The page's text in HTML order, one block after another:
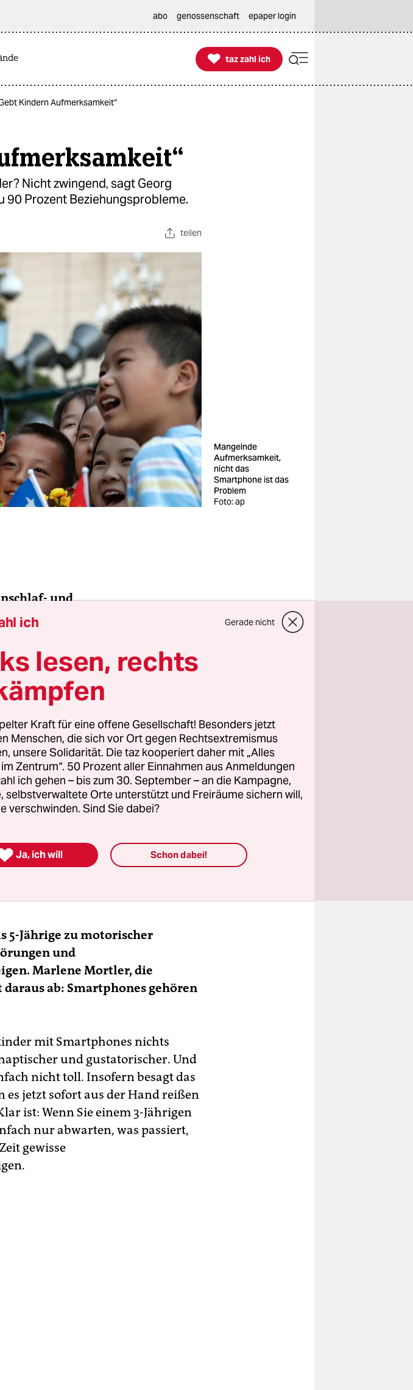
abo genossenschaft epaper login

taz zahl ich
taz zahl ich
Kindern Aufmerksamkeit“
Nicht zwingend, sagt Georg
90 Prozent Beziehungsprobleme.
teilen
Mangelnde
Aufmerksamkeit,
nicht das
Smartphone ist das
Problem
Foto: ap
und
der
und Tablets sofort aus
ab. Und es hängt vor allem davon
gestrickt sind. Die Studie macht
machen, die sich mit
weder darauf, in welchen
werden, noch wie sie genutzt
Großen und Ganzen zu einer
eigentlich brauchen würde ist
und damit die Dichte der
für ein gutes Gedeihen von
5-Jährige zu motorischer
und
Marlene Mortler, die
ab: Smartphones gehören
mit Smartphones nichts
und gustatorischer. Und
nicht toll. Insofern besagt das
es jetzt sofort aus der Hand reißen
ist: Wenn Sie einem 3-Jährigen
nur abwarten, was passiert,
gewisse
ich Gerade nicht
lesen, rechts
Kraft für eine offene Gesellschaft! Besonders jetzt
Menschen, die sich vor Ort gegen Rechtsextremismus
unsere Solidarität. Die taz kooperiert daher mit „Alles
Zentrum“. 50 Prozent aller Einnahmen aus Anmeldungen
ich gehen – bis zum 30. September – an die Kampagne,
selbstverwaltete Orte unterstützt und Freiräume sichern will,
verschwinden. Sind Sie dabei?
Ja, ich will Schon dabei!